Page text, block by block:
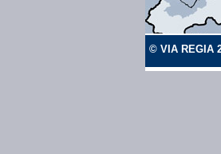
© VIA REGIA